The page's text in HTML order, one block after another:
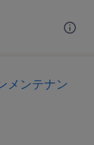
メンテナン